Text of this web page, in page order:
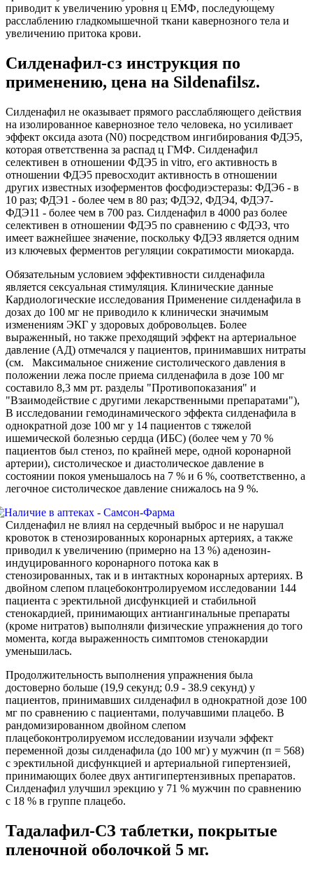
приводит к увеличению уровня ц ЕМФ, последующему
расслаблению гладкомышечной ткани кавернозного тела и
увеличению притока крови.
Силденафил-сз инструкция по
применению, цена на Sildenafilsz.
Силденафил не оказывает прямого расслабляющего действия
на изолированное кавернозное тело человека, но усиливает
эффект оксида азота (N0) посредством ингибирования ФДЭ5,
которая ответственна за распад ц ГМФ. Силденафил
селективен в отношении ФДЭ5 in vitro, его активность в
отношении ФДЭ5 превосходит активность в отношении
других известных изоферментов фосфодиэстеразы: ФДЭ6 - в
10 раз; ФДЭ1 - более чем в 80 раз; ФДЭ2, ФДЭ4, ФДЭ7-
ФДЭ11 - более чем в 700 раз. Силденафил в 4000 раз более
селективен в отношении ФДЭ5 по сравнению с ФДЭЗ, что
имеет важнейшее значение, поскольку ФДЭЗ является одним
из ключевых ферментов регуляции сократимости миокарда.
Обязательным условием эффективности силденафила
является сексуальная стимуляция. Клинические данные
Кардиологические исследования Применение силденафила в
дозах до 100 мг не приводило к клинически значимым
изменениям ЭКГ у здоровых добровольцев. Более
выраженный, но также преходящий эффект на артериальное
давление (АД) отмечался у пациентов, принимавших нитраты
(см. Максимальное снижение систолического давления в
положении лежа после приема силденафила в дозе 100 мг
составило 8,3 мм рт. разделы "Противопоказания" и
"Взаимодействие с другими лекарственными препаратами"),
В исследовании гемодинамического эффекта силденафила в
однократной дозе 100 мг у 14 пациентов с тяжелой
ишемической болезнью сердца (ИБС) (более чем у 70 %
пациентов был стеноз, по крайней мере, одной коронарной
артерии), систолическое и диастолическое давление в
состоянии покоя уменьшалось на 7 % и 6 %, соответственно, а
легочное систолическое давление снижалось на 9 %.
Силденафил не влиял на сердечный выброс и не нарушал
кровоток в стенозированных коронарных артериях, а также
приводил к увеличению (примерно на 13 %) аденозин-
индуцированного коронарного потока как в
стенозированных, так и в интактных коронарных артериях. В
двойном слепом плацебоконтролируемом исследовании 144
пациента с эректильной дисфункцией и стабильной
стенокардией, принимающих антиангинальные препараты
(кроме нитратов) выполняли физические упражнения до того
момента, когда выраженность симптомов стенокардии
уменьшилась.
Продолжительность выполнения упражнения была
достоверно больше (19,9 секунд; 0.9 - 38.9 секунд) у
пациентов, принимавших силденафил в однократной дозе 100
мг по сравнению с пациентами, получавшими плацебо. В
рандомизированном двойном слепом
плацебоконтролируемом исследовании изучали эффект
переменной дозы силденафила (до 100 мг) у мужчин (п = 568)
с эректильной дисфункцией и артериальной гипертензией,
принимающих более двух антигипертензивных препаратов.
Силденафил улучшил эрекцию у 71 % мужчин по сравнению
с 18 % в группе плацебо.
Тадалафил-СЗ таблетки, покрытые
пленочной оболочкой 5 мг.